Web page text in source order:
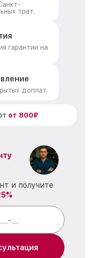
трат.
гарантии на
доплат.
от 800₽
и получите